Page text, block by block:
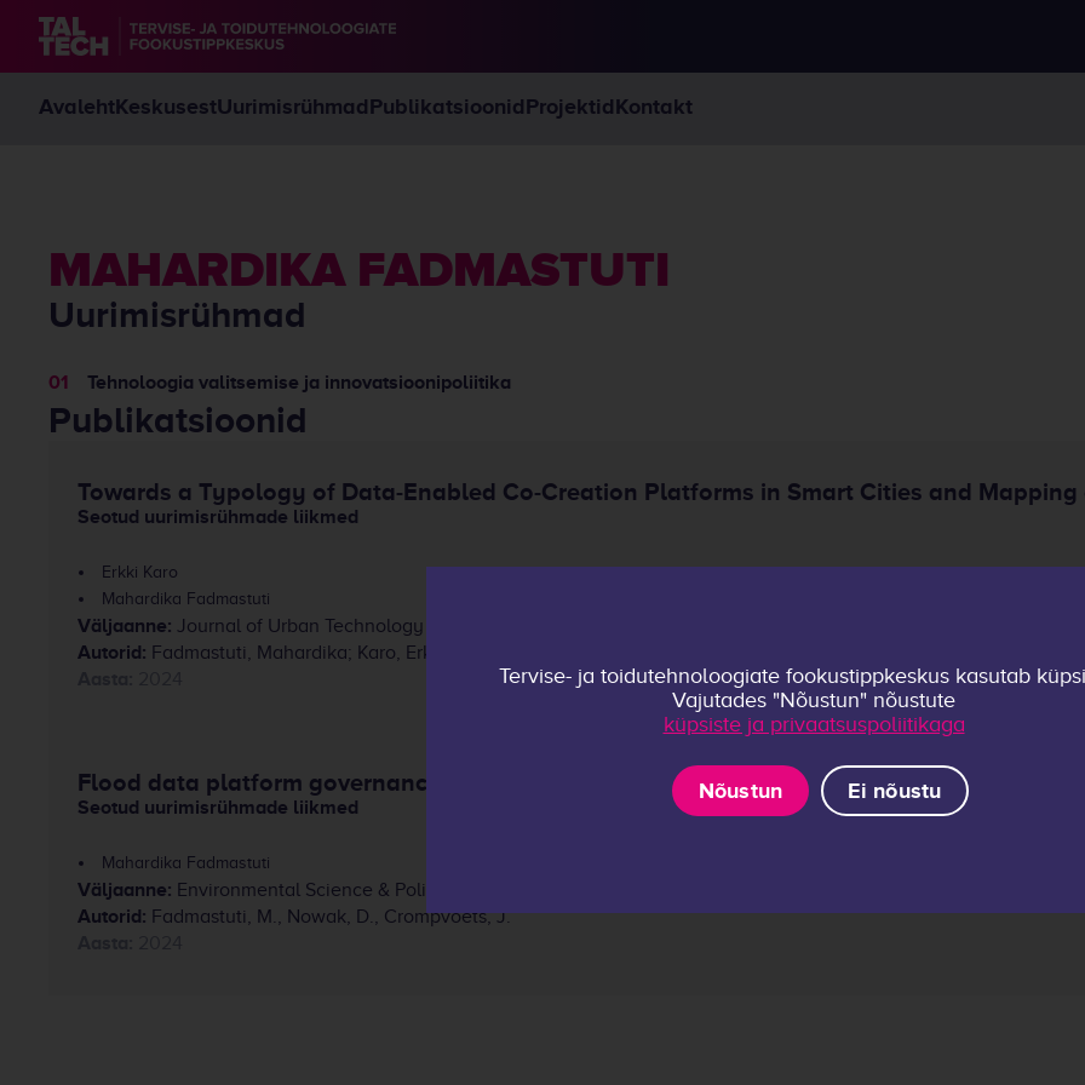
AvalehtKeskusestUurimisrühmadPublikatsioonidProjektidKontakt
MAHARDIKA FADMASTUTI
Uurimisrühmad
Tehnoloogia valitsemise ja innovatsioonipoliitika
Publikatsioonid
Towards a Typology of Data-Enabled Co-Creation Platforms in Smart Cities and Mapping
Seotud uurimisrühmade liikmed
Erkki Karo
Mahardika Fadmastuti
Väljaanne: Journal of Urban Technology
Autorid: Fadmastuti, Mahardika; Karo, Erkki; Soe, Ralf-Martin
Flood data platform governance: Identifying the technological and socio-technical
Seotud uurimisrühmade liikmed
Mahardika Fadmastuti
Väljaanne: Environmental Science & Policy
Autorid: Fadmastuti, M., Nowak, D., Crompvoets, J.
Tervise- ja toidutehnoloogiate fookustippkeskus kasutab
Vajutades "Nõustun" nõustute
küpsiste ja privaatsuspoliitikaga
Nõustun Ei nõustu